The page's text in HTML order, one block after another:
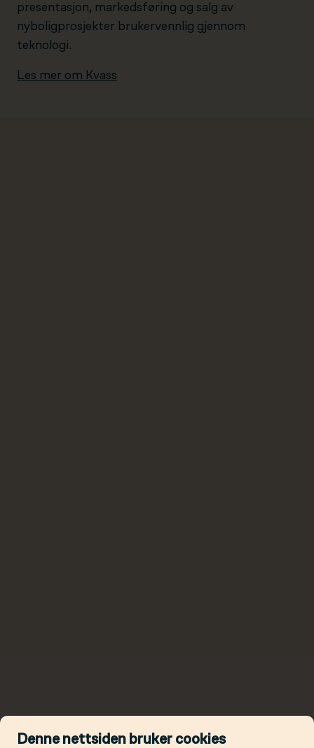
presentasjon, markedsføring og salg av
nyboligprosjekter brukervennlig gjennom
teknologi.
Les mer om Kvass
Denne nettsiden bruker cookies